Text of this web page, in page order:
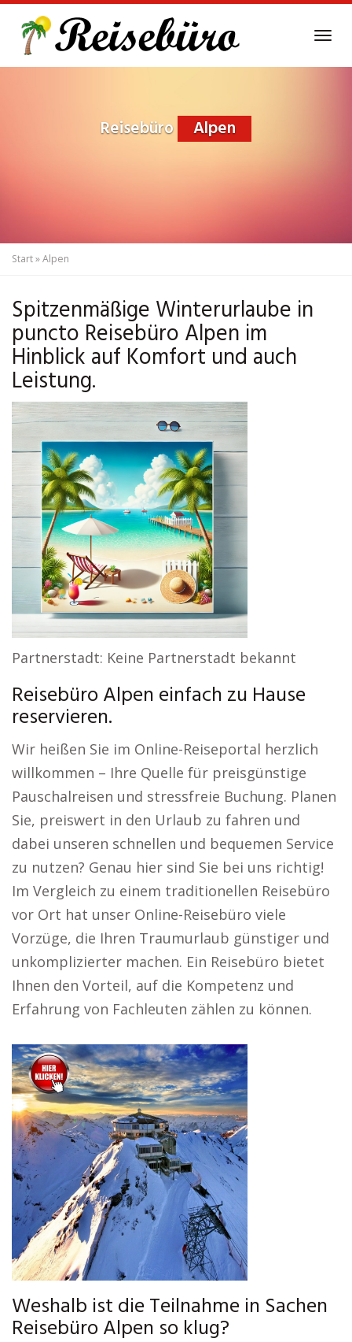
main
Reisebüro Alpen
Start»Alpen
Spitzenmäßige Winterurlaube in
puncto Reisebüro Alpen im
Hinblick auf Komfort und auch
Leistung.
Partnerstadt: Keine Partnerstadt bekannt
Reisebüro Alpen einfach zu Hause
reservieren.
Wir heißen Sie im Online-Reiseportal herzlich
willkommen – Ihre Quelle für preisgünstige
Pauschalreisen und stressfreie Buchung. Planen
Sie, preiswert in den Urlaub zu fahren und
dabei unseren schnellen und bequemen Service
zu nutzen? Genau hier sind Sie bei uns richtig!
Im Vergleich zu einem traditionellen Reisebüro
vor Ort hat unser Online-Reisebüro viele
Vorzüge, die Ihren Traumurlaub günstiger und
unkomplizierter machen. Ein Reisebüro bietet
Ihnen den Vorteil, auf die Kompetenz und
Erfahrung von Fachleuten zählen zu können.
Weshalb ist die Teilnahme in Sachen
Reisebüro Alpen so klug?